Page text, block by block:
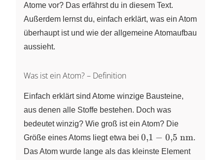
Atome vor? Das erfährst du in diesem Text.
Außerdem lernst du, einfach erklärt, was ein Atom
überhaupt ist und wie der allgemeine Atomaufbau
aussieht.
Was ist ein Atom? – Definition
Einfach erklärt sind Atome winzige Bausteine,
aus denen alle Stoffe bestehen. Doch was
bedeutet winzig? Wie groß ist ein Atom? Die
Größe eines Atoms liegt etwa bei \pu{0,1
- 0,5
0,1 − 0,5 nm.
Das Atom wurde lange als das kleinste Element